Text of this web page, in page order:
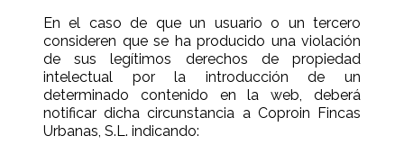
En el caso de que un usuario o un tercero
consideren que se ha producido una violación
de sus legítimos derechos de propiedad
intelectual por la introducción de un
determinado contenido en la web, deberá
notificar dicha circunstancia a Coproin Fincas
Urbanas, S.L. indicando: